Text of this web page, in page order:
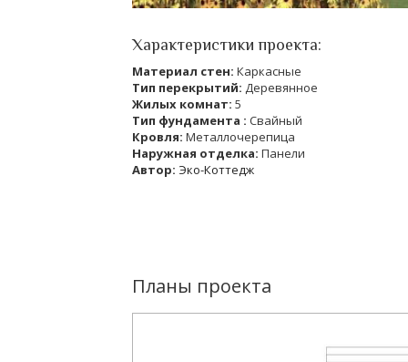
Характеристики проекта:
Материал стен: Каркасные
Тип перекрытий: Деревянное
Жилых комнат: 5
Тип фундамента : Свайный
Кровля: Металлочерепица
Наружная отделка: Панели
Автор: Эко-Коттедж
Планы проекта